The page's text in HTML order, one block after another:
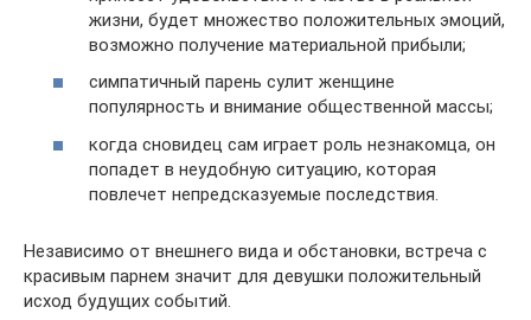
жизни, будет множество положительных эмоций,
возможно получение материальной прибыли;
симпатичный парень сулит женщине
популярность и внимание общественной массы;
когда сновидец сам играет роль незнакомца, он
попадет в неудобную ситуацию, которая
повлечет непредсказуемые последствия.
Независимо от внешнего вида и обстановки, встреча с
красивым парнем значит для девушки положительный
исход будущих событий.